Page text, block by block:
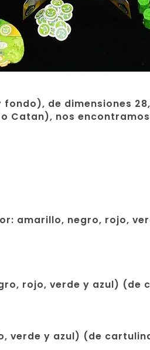
de dimensiones
Catan), nos
amarillo, negro, rojo,
rojo, verde y azul) (de
verde y azul) (de